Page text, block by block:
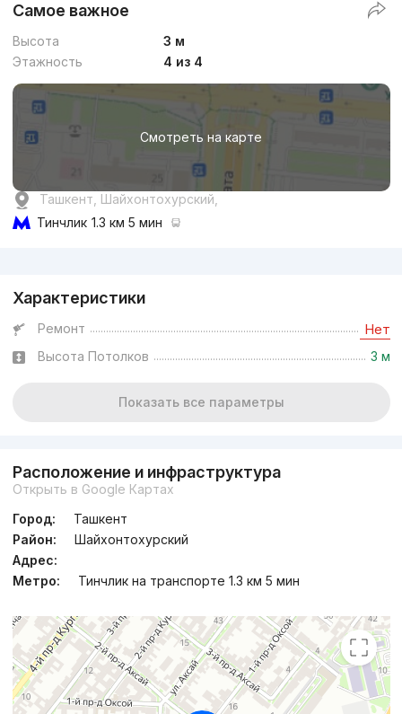
Самое важное
Высота
3 м
Этажность
4 из 4
Смотреть на карте
Ташкент, Шайхонтохурский,
Тинчлик 1.3 км 5 мин
Характеристики
Ремонт Нет
Высота Потолков 3 м
Показать все параметры
Расположение и инфраструктура
Открыть в Google Картах
Город:
Ташкент
Район:
Шайхонтохурский
Адрес:
Метро:
Тинчлик на транспорте 1.3 км 5 мин